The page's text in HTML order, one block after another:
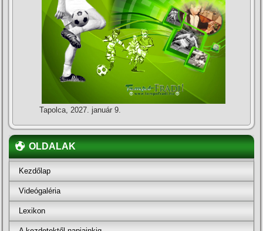
Tapolca, 2027. január 9.
OLDALAK
Kezdőlap
Videógaléria
Lexikon